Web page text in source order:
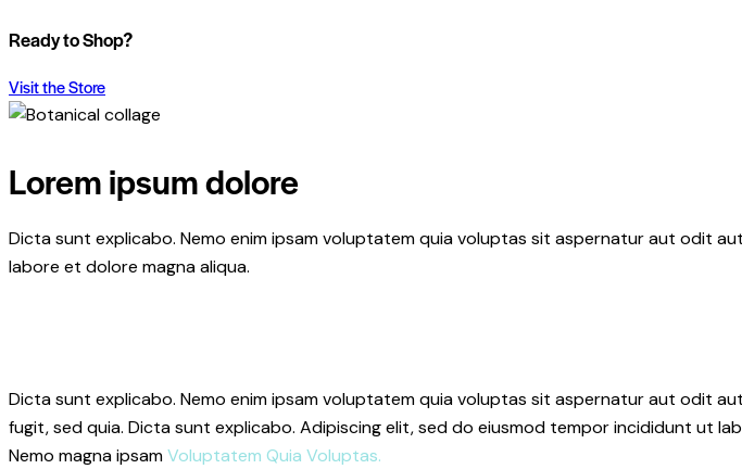
Ready to Shop?
Visit the Store
Lorem ipsum dolore
Dicta sunt explicabo. Nemo enim ipsam voluptatem quia voluptas sit aspernatur aut odit
labore et dolore magna aliqua.
Dicta sunt explicabo. Nemo enim ipsam voluptatem quia voluptas sit aspernatur aut odit
fugit, sed quia. Dicta sunt explicabo. Adipiscing elit, sed do eiusmod tempor incididunt ut
Nemo magna ipsamVoluptatem Quia Voluptas.